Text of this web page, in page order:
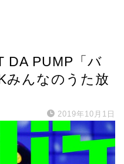
DA PUMP「バ
みんなのうた放
2019年10月1日